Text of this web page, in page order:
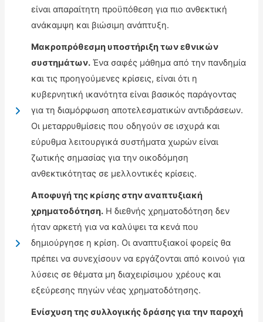
είναι απαραίτητη προϋπόθεση για πιο ανθεκτική
ανάκαμψη και βιώσιμη ανάπτυξη.
Μακροπρόθεσμη υποστήριξη των εθνικών
συστημάτων. Ένα σαφές μάθημα από την πανδημία
και τις προηγούμενες κρίσεις, είναι ότι η
κυβερνητική ικανότητα είναι βασικός παράγοντας
για τη διαμόρφωση αποτελεσματικών αντιδράσεων.
Οι μεταρρυθμίσεις που οδηγούν σε ισχυρά και
εύρυθμα λειτουργικά συστήματα χωρών είναι
ζωτικής σημασίας για την οικοδόμηση
ανθεκτικότητας σε μελλοντικές κρίσεις.
Αποφυγή της κρίσης στην αναπτυξιακή
χρηματοδότηση. Η διεθνής χρηματοδότηση δεν
ήταν αρκετή για να καλύψει τα κενά που
δημιούργησε η κρίση. Οι αναπτυξιακοί φορείς θα
πρέπει να συνεχίσουν να εργάζονται από κοινού για
λύσεις σε θέματα μη διαχειρίσιμου χρέους και
εξεύρεσης πηγών νέας χρηματοδότησης.
Ενίσχυση της συλλογικής δράσης για την παροχή